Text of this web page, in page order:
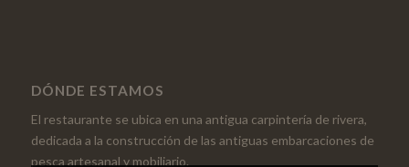
DÓNDE ESTAMOS
El restaurante se ubica en una antigua carpintería de rivera,
dedicada a la construcción de las antiguas embarcaciones de
pesca artesanal y mobiliario.